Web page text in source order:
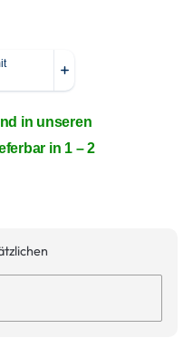
in unseren
in 1 – 2